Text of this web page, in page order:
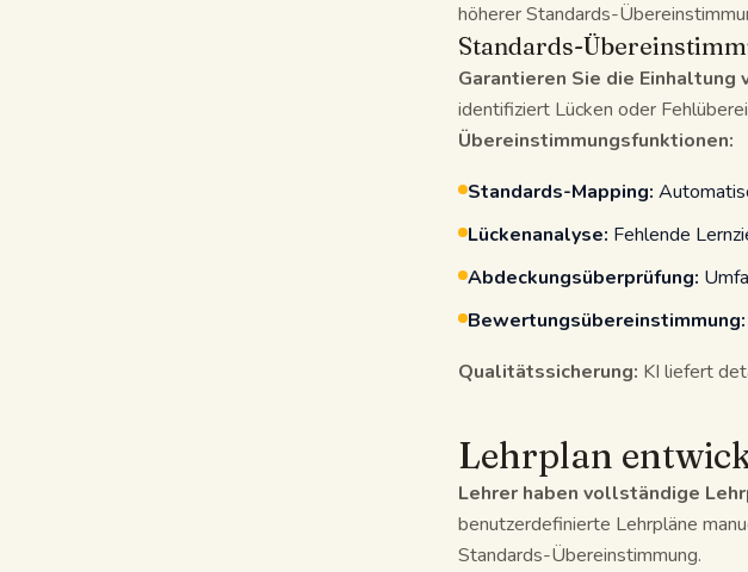
höherer Standards-
Standards-
Garantieren Sie die Einhaltung
identifiziert Lücken oder
Übereinstimmungsfunktionen:
Standards-Mapping:
Lückenanalyse: Fehlende
Abdeckungsüberprüfung:
Bewertungsübereinstimmung:
Qualitätssicherung: KI liefert
Lehrplan
Lehrer haben vollständige
benutzerdefinierte Lehrpläne
Standards-Übereinstimmung.